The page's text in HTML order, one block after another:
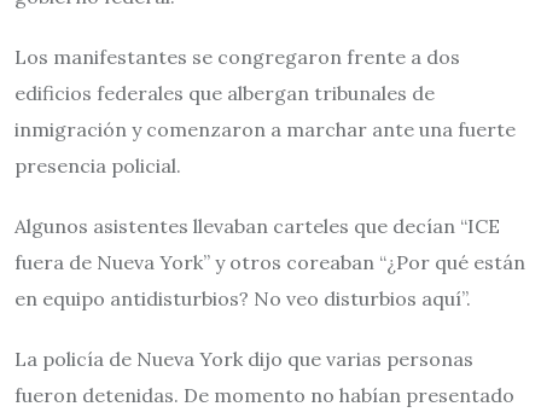
Los manifestantes se congregaron frente a dos
edificios federales que albergan tribunales de
inmigración y comenzaron a marchar ante una fuerte
presencia policial.
Algunos asistentes llevaban carteles que decían “ICE
fuera de Nueva York” y otros coreaban “¿Por qué están
en equipo antidisturbios? No veo disturbios aquí”.
La policía de Nueva York dijo que varias personas
fueron detenidas. De momento no habían presentado